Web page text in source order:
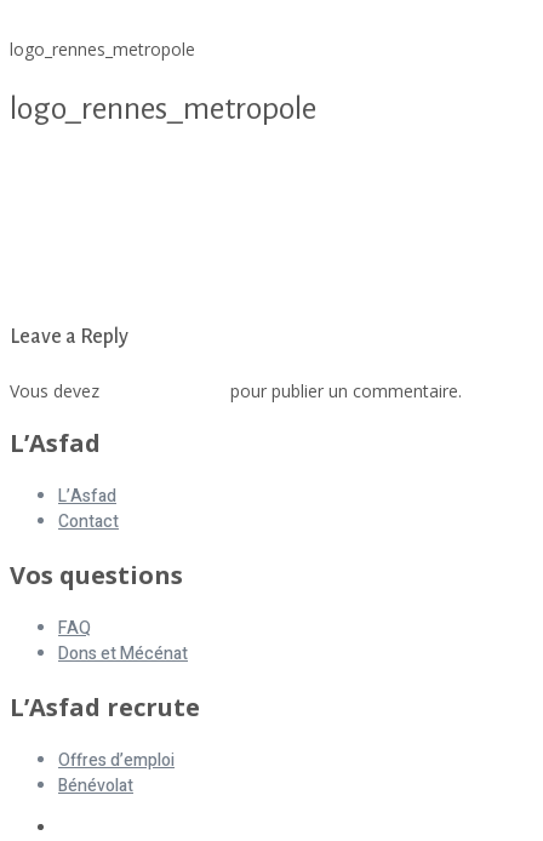
logo_rennes_metropole
logo_rennes_metropole
Leave a Reply
Vous devez pour publier un commentaire.
L’Asfad
L’Asfad
Contact
Vos questions
FAQ
Dons et Mécénat
L’Asfad recrute
Offres d’emploi
Bénévolat